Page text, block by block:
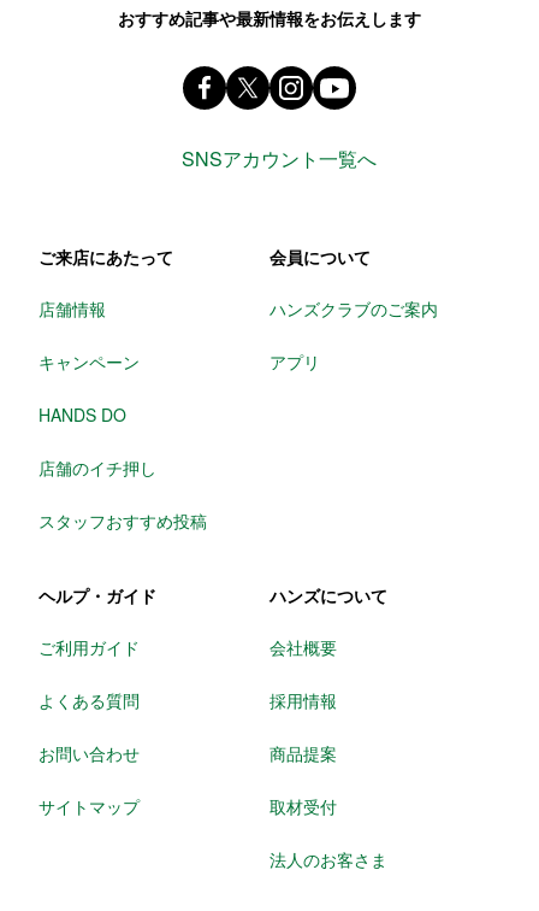
おすすめ記事や最新情報をお伝えします
Facebook ハンズ公式ファンページ
X(旧 twitter) @Hands_official_
instagram
SNSアカウント一覧へ
ご来店にあたって
店舗情報
キャンペーン
HANDS DO
店舗のイチ押し
スタッフおすすめ投稿
会員について
ハンズクラブのご案内
アプリ
ヘルプ・ガイド
ご利用ガイド
よくある質問
お問い合わせ
サイトマップ
ハンズについて
会社概要
採用情報
商品提案
取材受付
法人のお客さま